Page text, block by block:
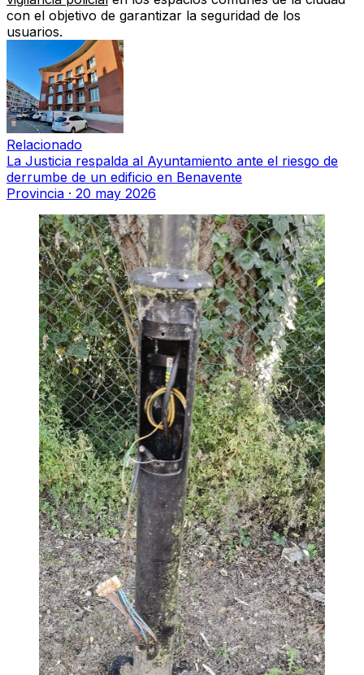
con el objetivo de garantizar la seguridad de los
usuarios.
Relacionado
La Justicia respalda al Ayuntamiento ante el riesgo de
derrumbe de un edificio en Benavente
Provincia · 20 may 2026